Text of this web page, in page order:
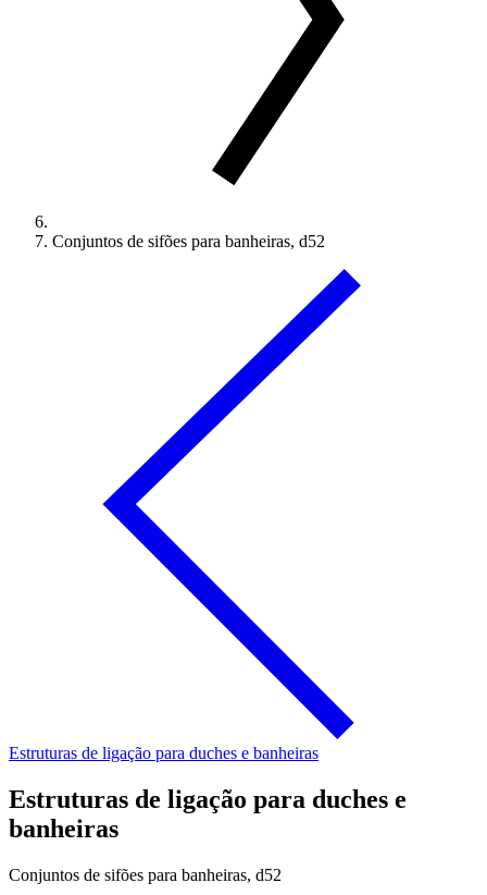
Conjuntos de sifões para banheiras, d52
Estruturas de ligação para duches e banheiras
Estruturas de ligação para duches e
banheiras
Conjuntos de sifões para banheiras, d52